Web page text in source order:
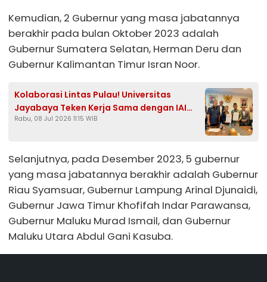
Kemudian, 2 Gubernur yang masa jabatannya
berakhir pada bulan Oktober 2023 adalah
Gubernur Sumatera Selatan, Herman Deru dan
Gubernur Kalimantan Timur Isran Noor.
Kolaborasi Lintas Pulau! Universitas
Jayabaya Teken Kerja Sama dengan IAI
Darul Ulum Kandangan Kalsel
Rabu, 08 Jul 2026 11:15 WIB
Selanjutnya, pada Desember 2023, 5 gubernur
yang masa jabatannya berakhir adalah Gubernur
Riau Syamsuar, Gubernur Lampung Arinal Djunaidi,
Gubernur Jawa Timur Khofifah Indar Parawansa,
Gubernur Maluku Murad Ismail, dan Gubernur
Maluku Utara Abdul Gani Kasuba.